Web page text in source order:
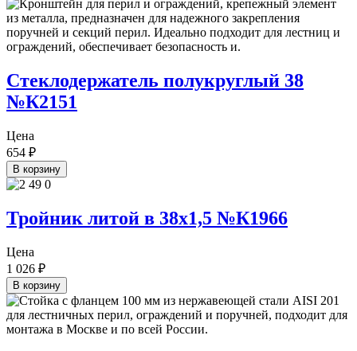
Стеклодержатель полукруглый 38
№К2151
Цена
654 ₽
В корзину
Тройник литой в 38х1,5 №К1966
Цена
1 026 ₽
В корзину